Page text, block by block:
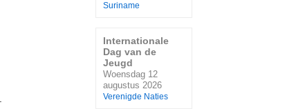
Suriname
Internationale
Dag van de
Jeugd
Woensdag 12
augustus 2026
Verenigde Naties